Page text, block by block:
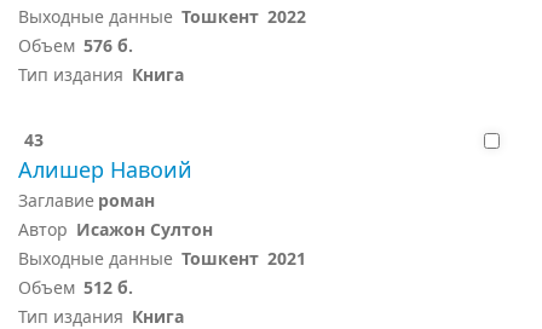
Выходные данные Тошкент 2022
Объем 576 б.
Тип издания Книга
43
Алишер Навоий
Заглавие роман
Автор Исажон Султон
Выходные данные Тошкент 2021
Объем 512 б.
Тип издания Книга